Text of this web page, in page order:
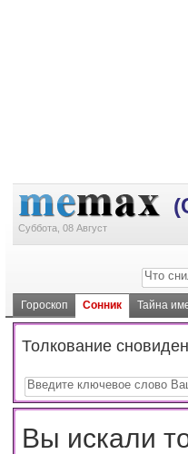
Суббота, 08 Август
Гороскоп Сонник Тайна
Толкование
Вы искали